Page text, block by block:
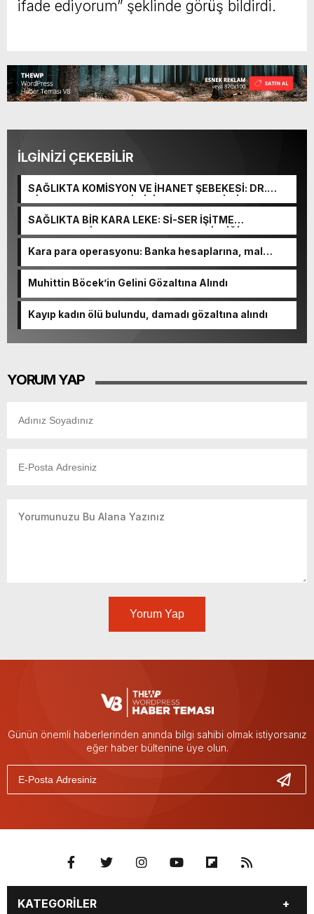
ifade ediyorum” şeklinde görüş bildirdi.
İLGİNİZİ ÇEKEBİLİR
SAĞLIKTA KOMİSYON VE İHANET ŞEBEKESİ: DR.
NİHAT URUÇ VE SEMİH İŞİTME MERKEZİ’NİN SGK
VURGUNU!
SAĞLIKTA BİR KARA LEKE: Sİ-SER İŞİTME
MERKEZLERİ VE MODERN UMUT TACİRLİĞİ
Kara para operasyonu: Banka hesaplarına, mal
Muhittin Böcek’in Gelini Gözaltına Alındı
Kayıp kadın ölü bulundu, damadı gözaltına alındı
YORUM YAP
Yorum Yap
Günün önemli haberlerinden anında bilgi sahibi olmak istiyorsanız
eğer haber bültenine üye olun.
KATEGORİLER